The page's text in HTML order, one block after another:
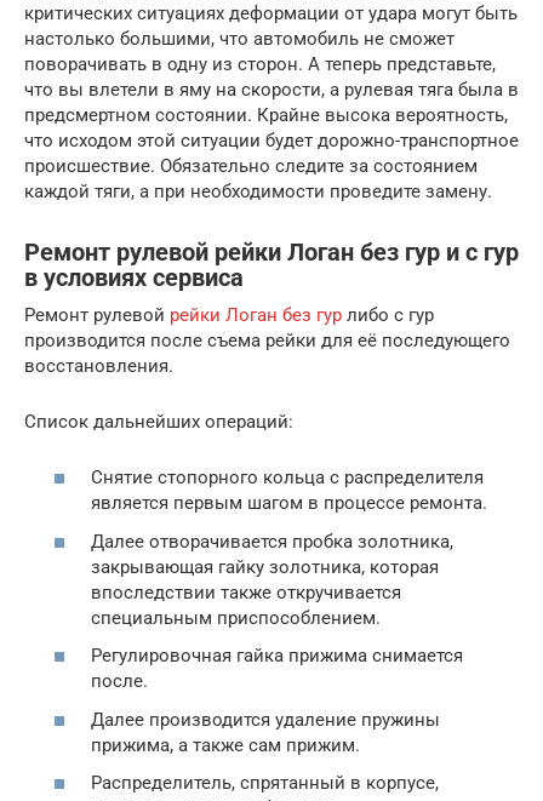
критических ситуациях деформации от удара могут быть
настолько большими, что автомобиль не сможет
поворачивать в одну из сторон. А теперь представьте,
что вы влетели в яму на скорости, а рулевая тяга была в
предсмертном состоянии. Крайне высока вероятность,
что исходом этой ситуации будет дорожно-транспортное
происшествие. Обязательно следите за состоянием
каждой тяги, а при необходимости проведите замену.
Ремонт рулевой рейки Логан без гур и с гур
в условиях сервиса
Ремонт рулевой рейки Логан без гур либо с гур
производится после съема рейки для её последующего
восстановления.
Список дальнейших операций:
Снятие стопорного кольца с распределителя
является первым шагом в процессе ремонта.
Далее отворачивается пробка золотника,
закрывающая гайку золотника, которая
впоследствии также откручивается
специальным приспособлением.
Регулировочная гайка прижима снимается
после.
Далее производится удаление пружины
прижима, а также сам прижим.
Распределитель, спрятанный в корпусе,